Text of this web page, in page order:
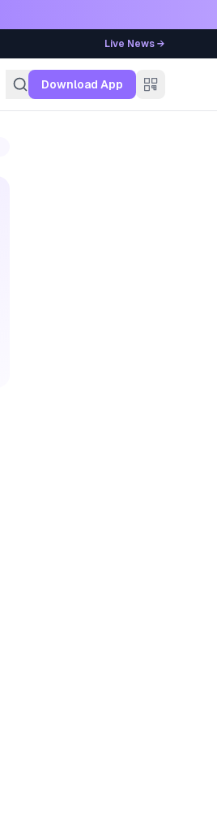
Live News →
Download App